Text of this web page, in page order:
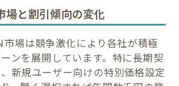
場と割引傾向の変化
場は競争激化により各社が積極
ンを展開しています。特に長期契
新規ユーザー向けの特別価格設定